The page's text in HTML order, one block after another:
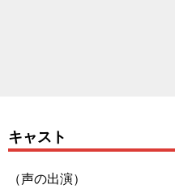
キャスト
（声の出演）